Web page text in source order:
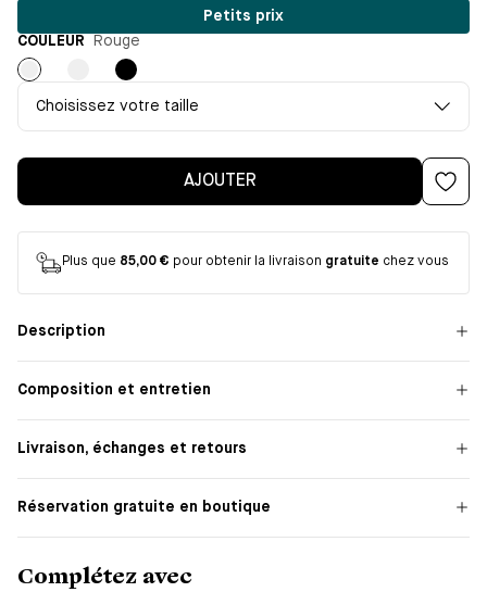
Petits prix
COULEUR
Rouge
Rouge Rouge
coquelicot
Noir
Choisissez votre taille
AJOUTER
Plus que 85,00 € pour obtenir la livraison gratuite chez vous
Description
Composition et entretien
Livraison, échanges et retours
Réservation gratuite en boutique
Complétez avec